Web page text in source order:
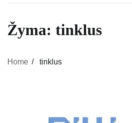
Žyma: tinklus
Home tinklus